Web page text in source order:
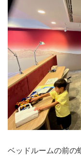
ベッドルームの前の